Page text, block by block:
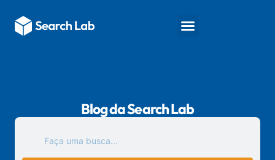
Blog da Search Lab